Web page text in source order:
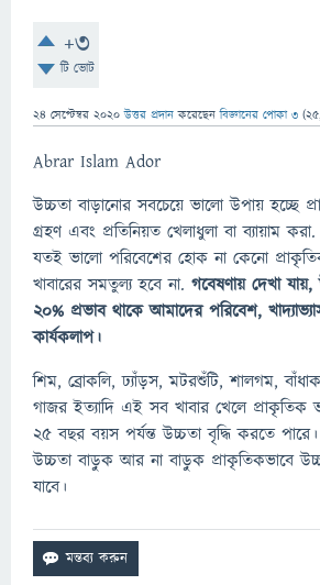
+3
টি ভোট
24 সেপ্টেম্বর 2020 উত্তর প্রদান করেছেনবিজ্ঞানের পোকা ৩ (
Abrar Islam Ador
উচ্চতা বাড়ানোর সবচেয়ে ভালো উপায় হচ্ছে
গ্রহণ এবং প্রতিনিয়ত খেলাধুলা বা ব্যায়াম
যতই ভালো পরিবেশের হোক না কেনো
খাবারের সমতুল্য হবে না. গবেষণায় দেখা
২০% প্রভাব থাকে আমাদের পরিবেশ,
কার্যকলাপ।
শিম, ব্রোকলি, ঢ্যাঁড়স, মটরশুঁটি, শালগম,
গাজর ইত্যাদি এই সব খাবার খেলে প্রাকৃতিক
২৫ বছর বয়স পর্যন্ত উচ্চতা বৃদ্ধি করতে
উচ্চতা বাড়ুক আর না বাড়ুক প্রাকৃতিকভাবে
যাবে।